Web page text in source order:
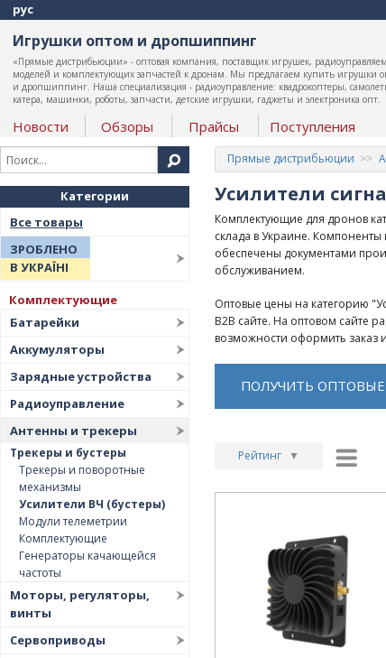
рус
Игрушки оптом и дропшиппинг
«Прямые дистрибьюции» - оптовая компания, поставщик игрушек,
моделей и комплектующих запчастей к дронам. Мы предлагаем купить игрушки
и дропшиппинг. Наша специализация - радиоуправление: квадрокоптеры,
катера, машинки, роботы, запчасти, детские игрушки, гаджеты и электроника опт.
Новости Обзоры Прайсы Поступления
Категории
Все товары
ЗРОБЛЕНО
В УКРАЇНІ
Комплектующие
Батарейки
Аккумуляторы
Зарядные устройства
Радиоуправление
Антенны и трекеры
Трекеры и бустеры
Трекеры и поворотные
механизмы
Усилители ВЧ (бустеры)
Модули телеметрии
Комплектующие
Генераторы качающейся
частоты
Моторы, регуляторы,
винты
Сервоприводы
Прямые дистрибьюции
Усилители
Комплектующие для дронов
склада в Украине.
обеспечены документами
обслуживанием.
Оптовые цены на категорию
B2B сайте. На оптовом сайте
возможности оформить заказ
ПОЛУЧИТЬ
Рейтинг ▼
Цена
▲
Цена ▼